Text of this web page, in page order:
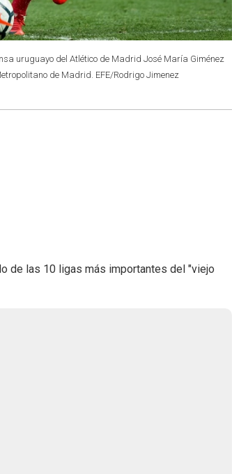
uruguayo del Atlético de Madrid José María Giménez
de Madrid. EFE/Rodrigo Jimenez
de las 10 ligas más importantes del "viejo